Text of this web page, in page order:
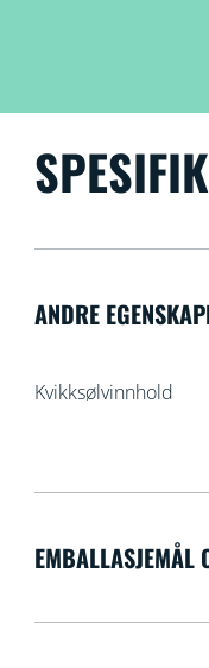
ANDRE
Kvikksølvinnhold
EMBALLASJEMÅL